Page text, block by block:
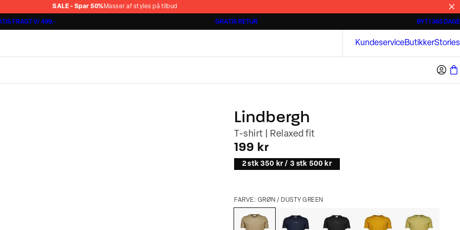
SALE - Spar 50% Masser af styles på tilbud
FRAGT V/ 499,- GRATIS RETUR BYT I 365 DAGE
KundeserviceButikkerStories
Cashmere Touch Pants Kortærmede skjorter
Lindbergh Bison
Lindbergh
T-shirt | Relaxed fit
I alt (inkl. rabat)
199 kr
2 stk 350 kr / 3 stk 500 kr
FARVE: GRØN / DUSTY GREEN